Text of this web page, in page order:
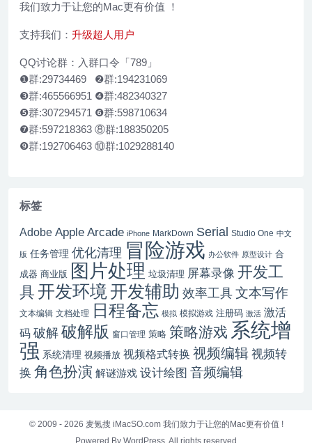
我们致力于让您的Mac更有价值 ！
支持我们： 升级超人用户
QQ讨论群：入群口令「789」
❶群:29734469 ❷群:194231069
❸群:465566951 ❹群:482340327
❺群:307294571 ❻群:598710634
❼群:597218363 ⑧群:188350205
❾群:192706463 ⑩群:1029288140
标签
Adobe Apple Arcade iPhone MarkDown Serial Studio One 中文
版 任务管理 优化清理 冒险游戏 办公软件 原型设计 合
成器 商业版 图片处理 垃圾清理 屏幕录像 开发工
具 开发环境开发辅助 效率工具 文本写作
文本编辑 文档处理 日程备忘 模拟 模拟游戏 注册码 激活 激活
码 破解破解版 窗口管理 策略 策略游戏 系统增
强 系统清理 视频播放 视频格式转换 视频编辑 视频转
换 角色扮演 解谜游戏 设计绘图 音频编辑
© 2009 - 2026 麦氪搜 iMacSO.com 我们致力于让您的Mac更有价值 !